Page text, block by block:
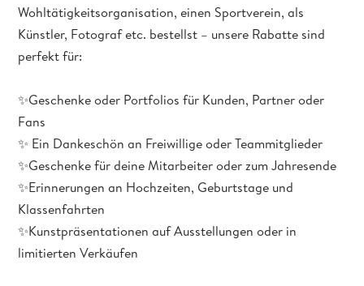
Wohltätigkeitsorganisation, einen Sportverein, als
Künstler, Fotograf etc. bestellst – unsere Rabatte sind
perfekt für:
✨Geschenke oder Portfolios für Kunden, Partner oder
Fans
✨ Ein Dankeschön an Freiwillige oder Teammitglieder
✨Geschenke für deine Mitarbeiter oder zum Jahresende
✨Erinnerungen an Hochzeiten, Geburtstage und
Klassenfahrten
✨Kunstpräsentationen auf Ausstellungen oder in
limitierten Verkäufen